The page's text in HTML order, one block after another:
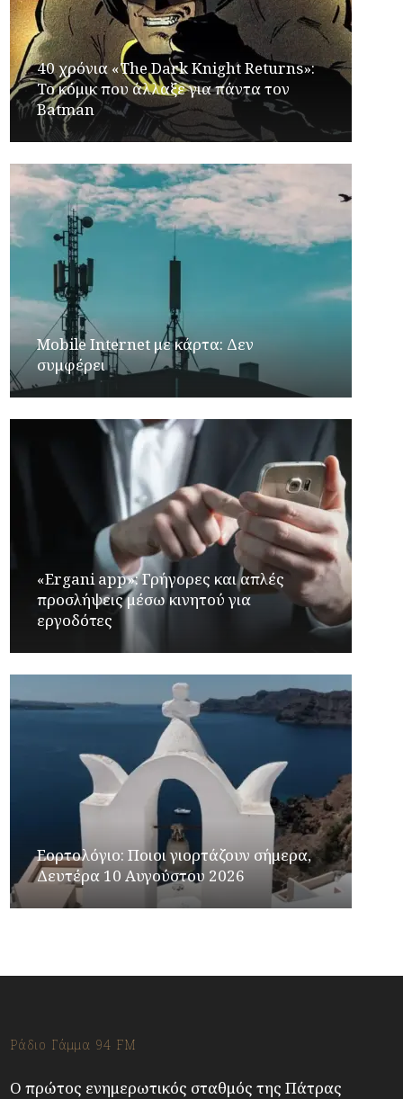
40 χρόνια «The Dark Knight Returns»:
Το κόμικ που άλλαξε για πάντα τον
Batman
Mobile Internet με κάρτα: Δεν
συμφέρει
«Ergani app»: Γρήγορες και απλές
προσλήψεις μέσω κινητού για
εργοδότες
Εορτολόγιο: Ποιοι γιορτάζουν σήμερα,
Δευτέρα 10 Αυγούστου 2026
Ράδιο Γάμμα 94 FM
Ο πρώτος ενημερωτικός σταθμός της Πάτρας